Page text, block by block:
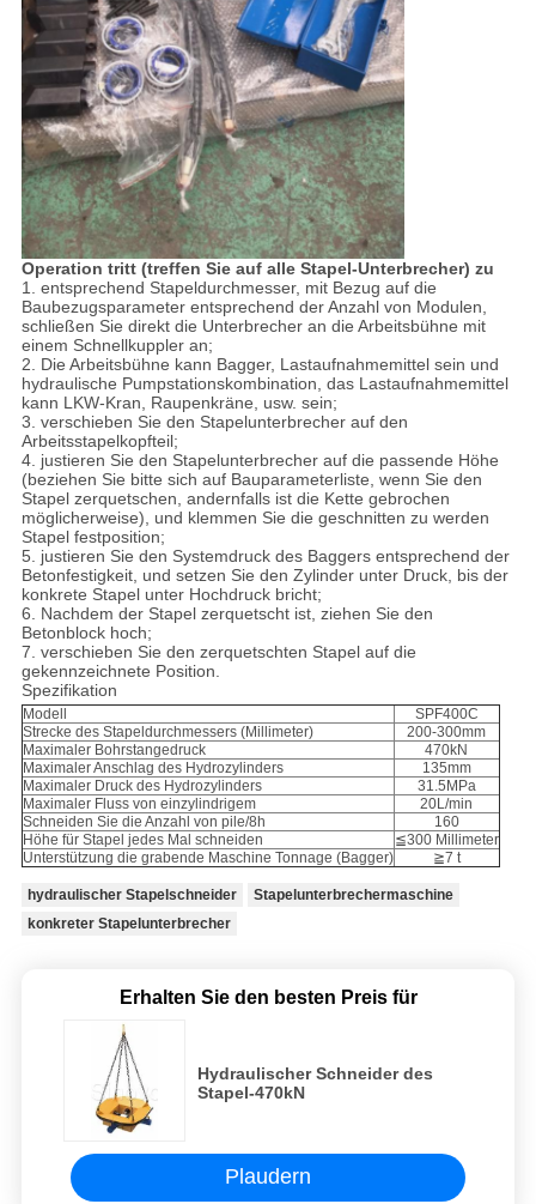
Operation tritt (treffen Sie auf alle Stapel-Unterbrecher) zu
1. entsprechend Stapeldurchmesser, mit Bezug auf die
Baubezugsparameter entsprechend der Anzahl von Modulen,
schließen Sie direkt die Unterbrecher an die Arbeitsbühne mit
einem Schnellkuppler an;
2. Die Arbeitsbühne kann Bagger, Lastaufnahmemittel sein und
hydraulische Pumpstationskombination, das Lastaufnahmemittel
kann LKW-Kran, Raupenkräne, usw. sein;
3. verschieben Sie den Stapelunterbrecher auf den
Arbeitsstapelkopfteil;
4. justieren Sie den Stapelunterbrecher auf die passende Höhe
(beziehen Sie bitte sich auf Bauparameterliste, wenn Sie den
Stapel zerquetschen, andernfalls ist die Kette gebrochen
möglicherweise), und klemmen Sie die geschnitten zu werden
Stapel festposition;
5. justieren Sie den Systemdruck des Baggers entsprechend der
Betonfestigkeit, und setzen Sie den Zylinder unter Druck, bis der
konkrete Stapel unter Hochdruck bricht;
6. Nachdem der Stapel zerquetscht ist, ziehen Sie den
Betonblock hoch;
7. verschieben Sie den zerquetschten Stapel auf die
gekennzeichnete Position.
Spezifikation
Modell
SPF400C
Strecke des Stapeldurchmessers (Millimeter)
200-300mm
Maximaler Bohrstangedruck
470kN
Maximaler Anschlag des Hydrozylinders
135mm
Maximaler Druck des Hydrozylinders
31.5MPa
Maximaler Fluss von einzylindrigem
20L/min
Schneiden Sie die Anzahl von pile/8h
160
Höhe für Stapel jedes Mal schneiden
≦300 Millimeter
Unterstützung die grabende Maschine Tonnage (Bagger)
≧7 t
hydraulischer Stapelschneider
Stapelunterbrechermaschine
konkreter Stapelunterbrecher
Erhalten Sie den besten Preis für
Hydraulischer Schneider des
Stapel-470kN
Plaudern